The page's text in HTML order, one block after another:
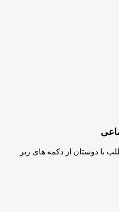
با دوستان از دکمه های زیر